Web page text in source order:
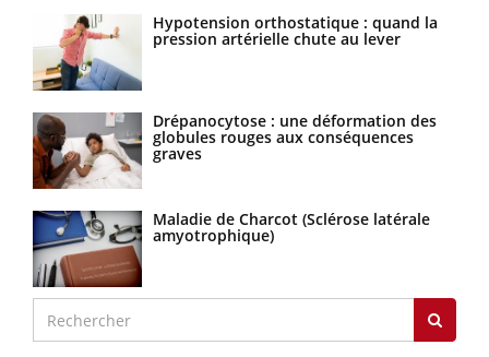
Hypotension orthostatique : quand la
pression artérielle chute au lever
Drépanocytose : une déformation des
globules rouges aux conséquences
graves
Maladie de Charcot (Sclérose latérale
amyotrophique)